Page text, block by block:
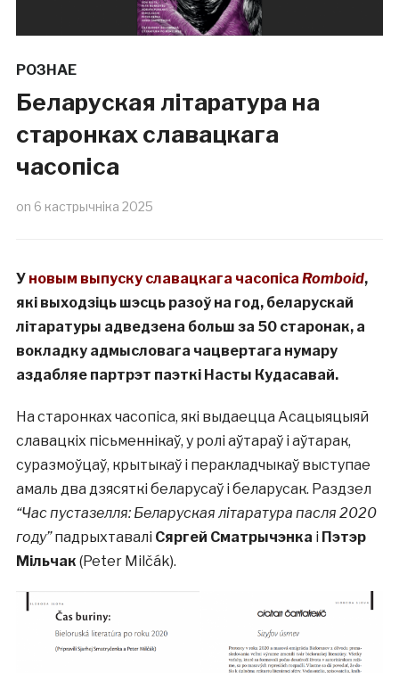
РОЗНАЕ
Беларуская літаратура на
старонках славацкага
часопіса
on 6 кастрычніка 2025
У новым выпуску славацкага часопіса Romboid,
які выходзіць шэсць разоў на год, беларускай
літаратуры адведзена больш за 50 старонак, а
вокладку адмысловага чацвертага нумару
аздабляе партрэт паэткі Насты Кудасавай.
На старонках часопіса, які выдаецца Асацыяцыяй
славацкіх пісьменнікаў, у ролі аўтараў і аўтарак,
суразмоўцаў, крытыкаў і перакладчыкаў выступае
амаль два дзясяткі беларусаў і беларусак. Раздзел
“Час пустазелля: Беларуская літаратура пасля 2020
году”падрыхтавалі Сяргей Сматрычэнка і Пэтэр
Мільчак (Peter Milčák).